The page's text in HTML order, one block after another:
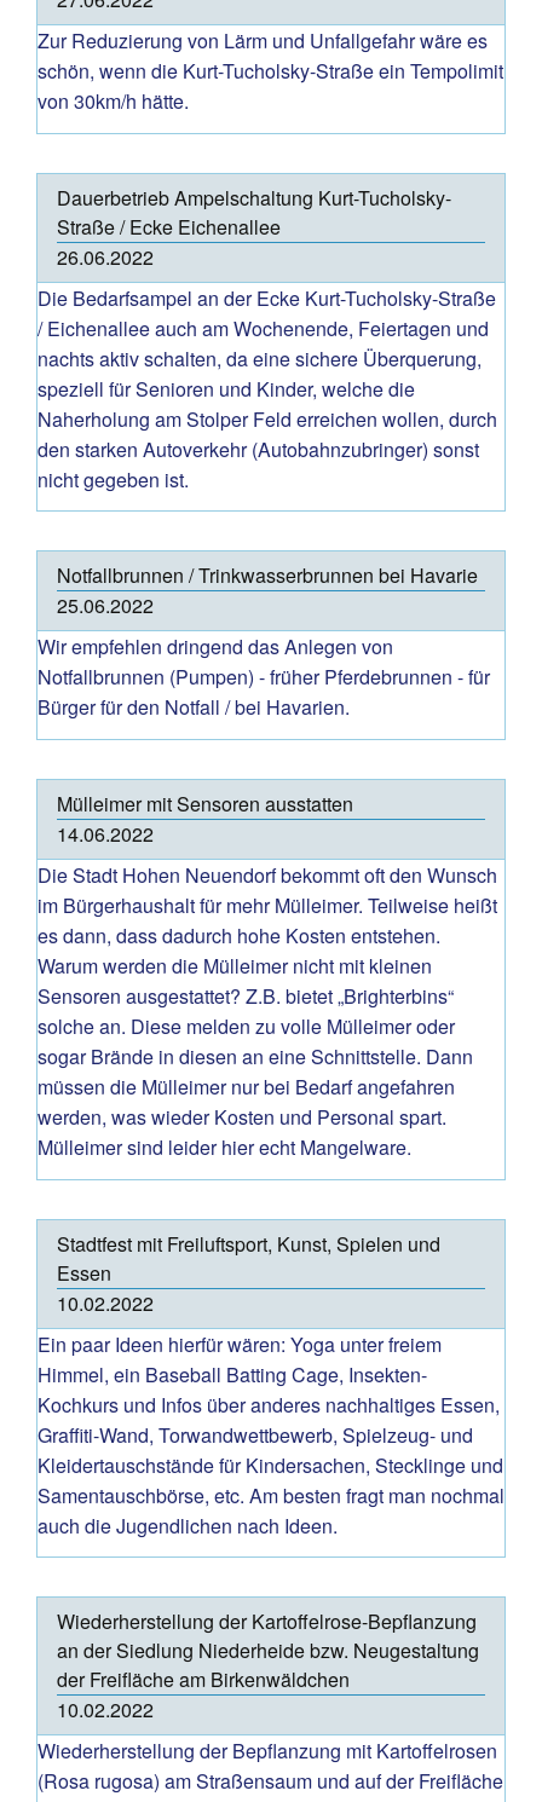
Zur Reduzierung von Lärm und Unfallgefahr wäre es
schön, wenn die Kurt-Tucholsky-Straße ein Tempolimit
von 30km/h hätte.
Dauerbetrieb Ampelschaltung Kurt-Tucholsky-
Straße / Ecke Eichenallee
26.06.2022
Die Bedarfsampel an der Ecke Kurt-Tucholsky-Straße
/ Eichenallee auch am Wochenende, Feiertagen und
nachts aktiv schalten, da eine sichere Überquerung,
speziell für Senioren und Kinder, welche die
Naherholung am Stolper Feld erreichen wollen, durch
den starken Autoverkehr (Autobahnzubringer) sonst
nicht gegeben ist.
Notfallbrunnen / Trinkwasserbrunnen bei Havarie
25.06.2022
Wir empfehlen dringend das Anlegen von
Notfallbrunnen (Pumpen) - früher Pferdebrunnen - für
Bürger für den Notfall / bei Havarien.
Mülleimer mit Sensoren ausstatten
14.06.2022
Die Stadt Hohen Neuendorf bekommt oft den Wunsch
im Bürgerhaushalt für mehr Mülleimer. Teilweise heißt
es dann, dass dadurch hohe Kosten entstehen.
Warum werden die Mülleimer nicht mit kleinen
Sensoren ausgestattet? Z.B. bietet „Brighterbins“
solche an. Diese melden zu volle Mülleimer oder
sogar Brände in diesen an eine Schnittstelle. Dann
müssen die Mülleimer nur bei Bedarf angefahren
werden, was wieder Kosten und Personal spart.
Mülleimer sind leider hier echt Mangelware.
Stadtfest mit Freiluftsport, Kunst, Spielen und
Essen
10.02.2022
Ein paar Ideen hierfür wären: Yoga unter freiem
Himmel, ein Baseball Batting Cage, Insekten-
Kochkurs und Infos über anderes nachhaltiges Essen,
Graffiti-Wand, Torwandwettbewerb, Spielzeug- und
Kleidertauschstände für Kindersachen, Stecklinge und
Samentauschbörse, etc. Am besten fragt man nochmal
auch die Jugendlichen nach Ideen.
Wiederherstellung der Kartoffelrose-Bepflanzung
an der Siedlung Niederheide bzw. Neugestaltung
der Freifläche am Birkenwäldchen
10.02.2022
Wiederherstellung der Bepflanzung mit Kartoffelrosen
(Rosa rugosa) am Straßensaum und auf der Freifläche